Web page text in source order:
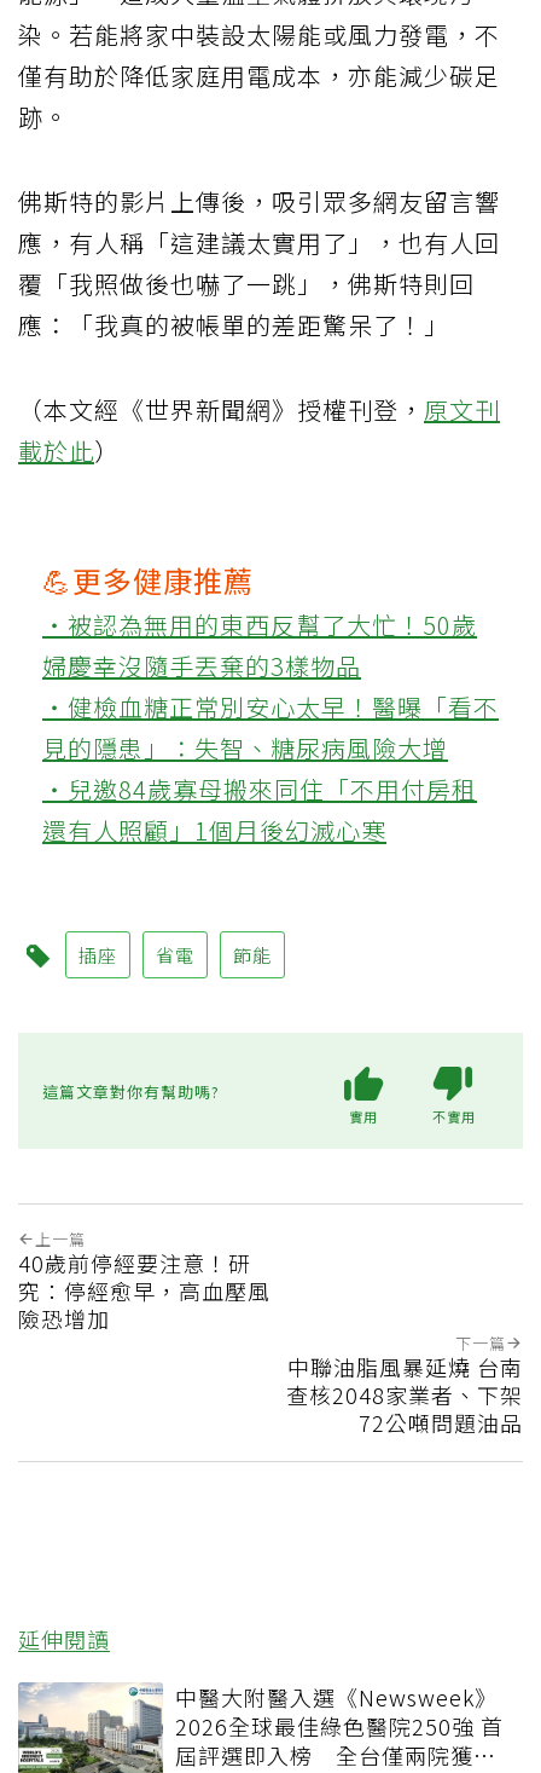
染。若能將家中裝設太陽能或風力發電，不
僅有助於降低家庭用電成本，亦能減少碳足
跡。
佛斯特的影片上傳後，吸引眾多網友留言響
應，有人稱「這建議太實用了」，也有人回
覆「我照做後也嚇了一跳」，佛斯特則回
應：「我真的被帳單的差距驚呆了！」
（本文經《世界新聞網》授權刊登， 原文刊
載於此）
💪更多健康推薦
‧被認為無用的東西反幫了大忙！50歲
婦慶幸沒隨手丟棄的3樣物品
‧健檢血糖正常別安心太早！醫曝「看不
見的隱患」：失智、糖尿病風險大增
‧兒邀84歲寡母搬來同住「不用付房租
還有人照顧」1個月後幻滅心寒
插座 省電 節能
這篇文章對你有幫助嗎?
實用 不實用
上一篇
40歲前停經要注意！研
究：停經愈早，高血壓風
險恐增加
下一篇
中聯油脂風暴延燒 台南
查核2048家業者、下架
72公噸問題油品
延伸閱讀
中醫大附醫入選《Newsweek》
2026全球最佳綠色醫院250強 首
屆評選即入榜 全台僅兩院獲